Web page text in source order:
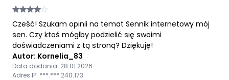
Cześć! Szukam opinii na temat Sennik internetowy mój
sen. Czy ktoś mógłby podzielić się swoimi
doświadczeniami z tą stroną? Dziękuję!
Autor: Kornelia_83
Data dodania: 28.01.2026
Adres IP: ***.***.240.173